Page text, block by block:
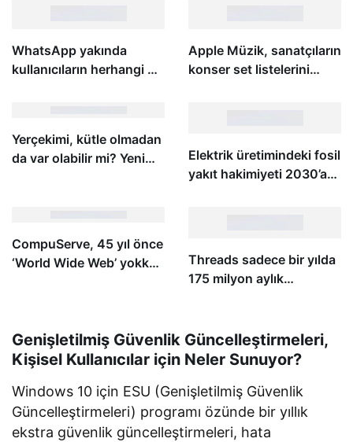
WhatsApp yakında
kullanıcıların herhangi bir
izin verecek
Apple Müzik, sanatçıların
konser set listelerini
dönüştürmesine
Yerçekimi, kütle olmadan
da var olabilir mi? Yeni
Elektrik üretimindeki fosil
yakıt hakimiyeti 2030’a
CompuServe, 45 yıl önce
‘World Wide Web’ yokken
Threads sadece bir yılda
175 milyon aylık
Genişletilmiş Güvenlik Güncelleştirmeleri,
Kişisel Kullanıcılar için Neler Sunuyor?
Windows 10 için ESU (Genişletilmiş Güvenlik
Güncelleştirmeleri) programı özünde bir yıllık
ekstra güvenlik güncelleştirmeleri, hata